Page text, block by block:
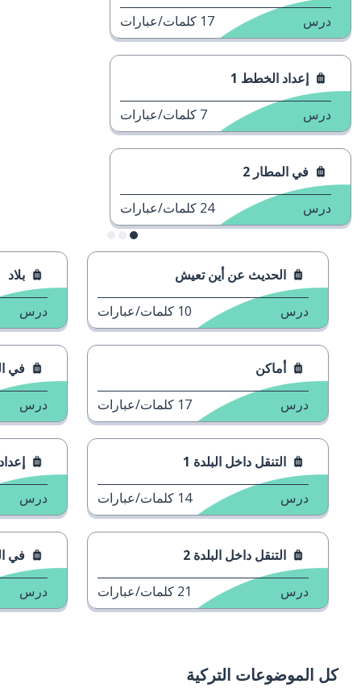
عبارات
عبارات
عبارات
كلمات/عبارات
كلمات/عبارات
كلمات/عبارات
كلمات/عبارات
بلاد
درس 21 كلمات/عبارات
درس 17 كلمات/عبارات
إعداد الخطط 1
درس كلمات/عبارات
في المطار 2
درس 24 كلمات/عبارات